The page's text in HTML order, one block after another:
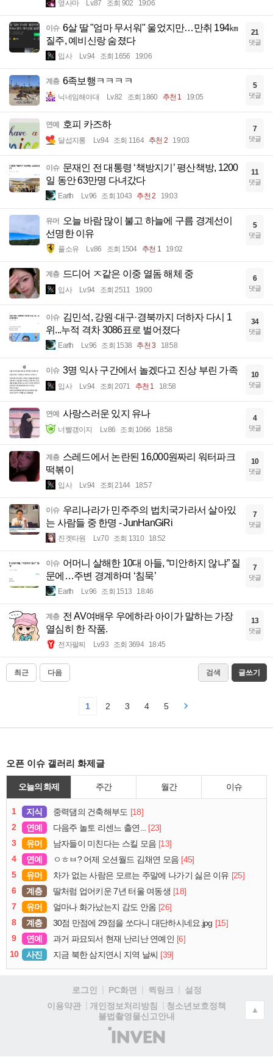
옆사마 Lv.87 조회 902 19:06
이슈 6살 딸 "엄마 무서워" 울었지만…만취 194㎞
질주, 예비신랑 숨졌다
입사 Lv.94 조회 1656 19:06
21
댓글
계층 6족보행ㅋㅋㅋㅋ
닉네임해야대 Lv.82 조회 1860 추천 1 19:05
5
댓글
연예 호피 카즈하
달섭지롱 Lv.94 조회 1164 추천 2 19:03
7
댓글
이슈 문재인 전 대통령 ‘책방지기’ 평산책방, 1200
일 동안 63만명 다녀갔다
Earth Lv.96 조회 1043 추천 2 19:03
11
댓글
유머
오늘 바람 많이 불고 하늘에 구름 경계선이
선명한 이유
풀소유 Lv.86 조회 1504 추천 1 19:02
5
댓글
계층 드디어 ㅈ같은 이중 열돔 해체 중
입사 Lv.94 조회 2511 19:00
6
댓글
이슈 김민석, 강원·대구·경북까지 더하자 다시 1
위...누적 격차 3086표로 벌어졌다
Earth Lv.96 조회 1538 추천 3 18:58
34
댓글
이슈 3명 익사 구간에서 놀겠다고 진상 부린 가족
입사 Lv.94 조회 2071 추천 1 18:58
10
댓글
연예 사랑스러운 있지 유나
너빨갱이지 Lv.86 조회 1066 18:58
4
댓글
계층 스레드에서 논란된 16,000원짜리 워터파크
떡볶이
입사 Lv.94 조회 2144 18:57
10
댓글
이슈 우리나라가 민주주의 법치국가라서 살아있
는 사람들 중 한명 - JunHanGiRi
진겟타원 Lv.70 조회 1310 18:52
7
댓글
이슈 어머니 살해한 10대 아들, “미안하지 않냐” 질
문에…주변 경계하며 ‘침묵’
Earth Lv.96 조회 1513 18:46
7
댓글
계층 전 AV여배우 우에하라 아이가 말하는 가장
열심히 한 작품.
전자팔찌 Lv.93 조회 3694 18:45
13
댓글
최근 다음 검색 글쓰기
1 2 3 4 5
오픈 이슈 갤러리 화제글
오늘의 화제 주간 월간 이슈
1 지식 중력댐의 건축해부도 [18]
2
연예 다음주 놀토 리센느 출연... [23]
3
유머 남자들이 미친다는 스킬 모음 [13]
4
연예 ㅇㅎㅂ? 어제 오션월드 김채연 모음 [45]
5
유머 차가 없는 사람은 모르는 주말에 나가기 싫은 이유 [25]
6
계층 딸처럼 업어키운 7년 터울 여동생 [18]
7
유머 얼마나 화가났는지 감도 안옴 [26]
8
계층 30점 만점에 29점을 쏘다니 대단하시네요.jpg [15]
9
연예 과거 파묘되서 현재 난리난 연예인 [6]
10
사진 지금 북한 삼지연시 지역 날씨 [39]
로그인 PC화면 퀵링크
설정
이용약관
개인정보처리방침
청소년보호정책
불법촬영물신고안내
(주)
인
▲